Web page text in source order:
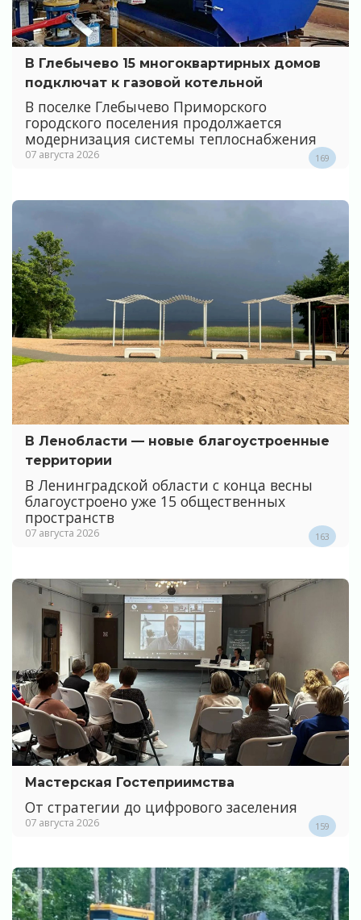
В Глебычево 15 многоквартирных домов
подключат к газовой котельной
В поселке Глебычево Приморского
городского поселения продолжается
модернизация системы теплоснабжения
07 августа 2026 169
В Ленобласти — новые благоустроенные
территории
В Ленинградской области с конца весны
благоустроено уже 15 общественных
пространств
07 августа 2026 163
Мастерская Гостеприимства
От стратегии до цифрового заселения
07 августа 2026 159